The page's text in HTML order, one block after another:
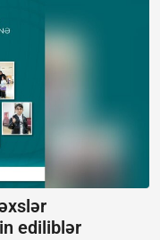
ediliblər